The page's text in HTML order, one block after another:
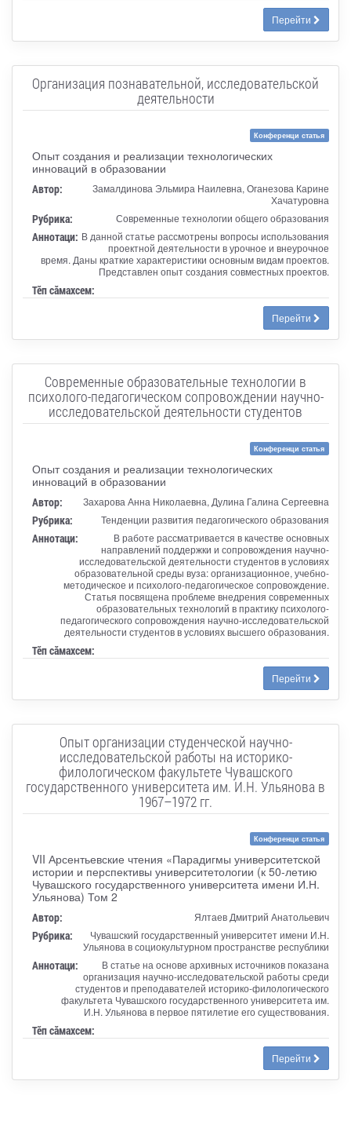
Перейти
Организация познавательной, исследовательской
деятельности
Конференци статья
Опыт создания и реализации технологических
инноваций в образовании
Автор:
Замалдинова Эльмира Наилевна, Оганезова Карине
Хачатуровна
Рубрика: Современные технологии общего образования
Аннотаци: В данной статье рассмотрены вопросы использования
проектной деятельности в урочное и внеурочное
время. Даны краткие характеристики основным видам проектов.
Представлен опыт создания совместных проектов.
Тӗп сӑмахсем:
Перейти
Современные образовательные технологии в
психолого-педагогическом сопровождении научно-
исследовательской деятельности студентов
Конференци статья
Опыт создания и реализации технологических
инноваций в образовании
Автор: Захарова Анна Николаевна, Дулина Галина Сергеевна
Рубрика: Тенденции развития педагогического образования
Аннотаци:
В работе рассматривается в качестве основных
направлений поддержки и сопровождения научно-
исследовательской деятельности студентов в условиях
образовательной среды вуза: организационное, учебно-
методическое и психолого-педагогическое сопровождение.
Статья посвящена проблеме внедрения современных
образовательных технологий в практику психолого-
педагогического сопровождения научно-исследовательской
деятельности студентов в условиях высшего образования.
Тӗп сӑмахсем:
Перейти
Опыт организации студенческой научно-
исследовательской работы на историко-
филологическом факультете Чувашского
государственного университета им. И.Н. Ульянова в
1967–1972 гг.
Конференци статья
VII Арсентьевские чтения «Парадигмы университетской
истории и перспективы университетологии (к 50-летию
Чувашского государственного университета имени И.Н.
Ульянова) Том 2
Автор: Ялтаев Дмитрий Анатольевич
Рубрика:
Чувашский государственный университет имени И.Н.
Ульянова в социокультурном пространстве республики
Аннотаци:
В статье на основе архивных источников показана
организация научно-исследовательской работы среди
студентов и преподавателей историко-филологического
факультета Чувашского государственного университета им.
И.Н. Ульянова в первое пятилетие его существования.
Тӗп сӑмахсем:
Перейти